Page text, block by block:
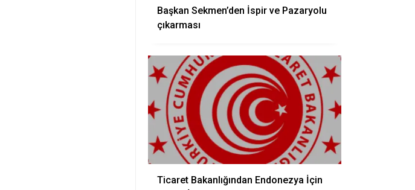
Başkan Sekmen’den İspir ve Pazaryolu
çıkarması
Ticaret Bakanlığından Endonezya İçin